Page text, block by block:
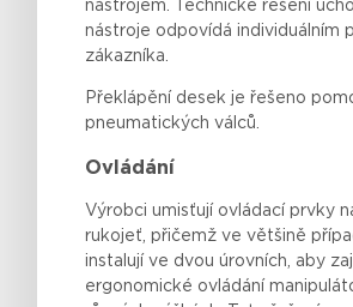
nástrojem. Technické řešení
nástroje odpovídá individuálním
zákazníka.
Překlápění desek je řešeno
pneumatických válců.
Ovládání
Výrobci umisťují ovládací prvky
rukojeť,přičemž ve většině
instalují ve dvou úrovních, aby
ergonomické ovládání